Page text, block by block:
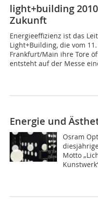
light+building
Zukunft
Energieeffizienz ist das
Light+Building, die vom
Frankfurt/Main ihre Tore
entsteht auf der Messe
Energie und
Osram
Motto